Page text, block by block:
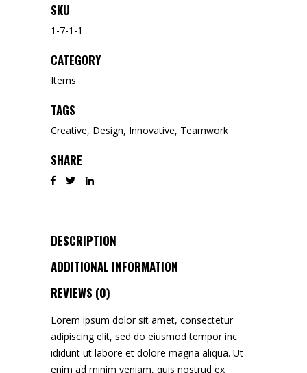
SKU
1-7-1-1
CATEGORY
Items
TAGS
Creative, Design, Innovative, Teamwork
SHARE
DESCRIPTION
ADDITIONAL INFORMATION
REVIEWS (0)
Lorem ipsum dolor sit amet, consectetur
adipiscing elit, sed do eiusmod tempor inc
ididunt ut labore et dolore magna aliqua. Ut
enim ad minim veniam, quis nostrud ex